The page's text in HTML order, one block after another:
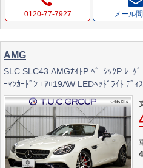
0120-77-7927 メール
AMG
SLC SLC43 AMGﾅｲﾄP ﾍﾞｰｼｯｸP ﾚｰﾀ
ｰﾏﾝｶｰﾄﾞﾝ ｴｱﾛ19AW LEDﾍｯﾄﾞﾗｲﾄ ﾃﾞｨ
TV ﾊﾞｯｸｶﾒﾗ ｷｰﾚｽｺﾞｰ 2年保証